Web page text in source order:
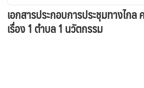
Search
for:
เอกสารประกอบการประชุมทางไกล
เรื่อง 1 ตำบล 1 นวัตกรรม